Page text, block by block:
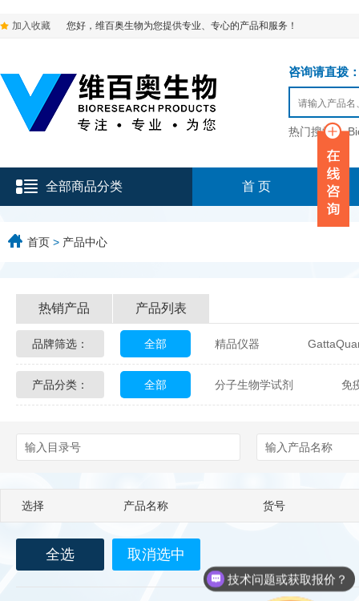
加入收藏 您好，维百奥生物为您提供专业、专心的产品和服务！
咨询请直拨
热门搜索：
全部商品分类 首 页
首页 > 产品中心
热销产品 产品列表
品牌筛选： 全部 精品仪器
Glycon Biochem Sterlitech
Epitope Diagnostics
Biotez Berlin
Berry & Associates Zedira
产品分类： 全部 分子生物学试剂 免
选择 产品名称 货号
全选 取消选中
技术问题或获取报价？